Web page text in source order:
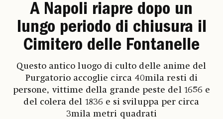
A Napoli riapre dopo un
lungo periodo di chiusura il
Cimitero delle Fontanelle
Questo antico luogo di culto delle anime del
Purgatorio accoglie circa 40mila resti di
persone, vittime della grande peste del 1656 e
del colera del 1836 e si sviluppa per circa
3mila metri quadrati